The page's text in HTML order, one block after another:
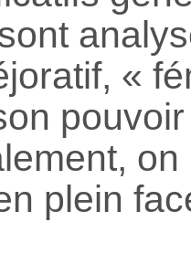
«
plein